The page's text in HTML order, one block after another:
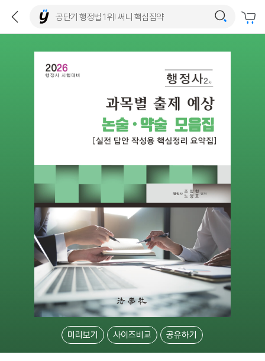
미리보기 사이즈비교 공유하기